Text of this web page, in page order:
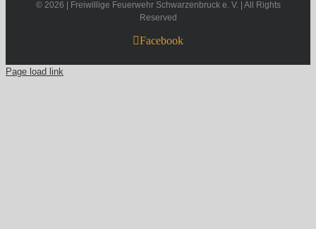
© 2026 | Freiwillige Feuerwehr Schwarzenbruck e. V. | All Rights
Reserved
Facebook
Page load link